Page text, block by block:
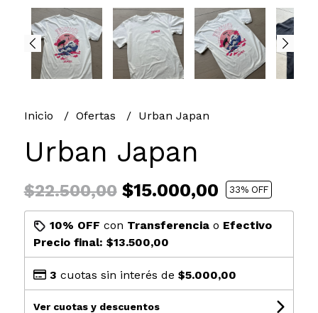
Inicio Ofertas Urban Japan
Urban Japan
$22.500,00$15.000,00 33% OFF
10% OFF con Transferenciao Efectivo
Precio final: $13.500,00
3 cuotas sin interés de $5.000,00
Ver cuotas y descuentos